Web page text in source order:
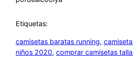
Etiquetas:
camisetas baratas running,
niños 2020, comprar camisetas